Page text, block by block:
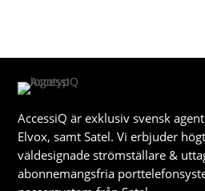
AccessiQ är exklusiv svensk
Elvox, samt Satel. Vi erbjuder
väldesignade strömställare &
abonnemangsfria